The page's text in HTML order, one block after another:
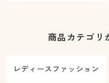
商品カテゴリ
レディースファッション